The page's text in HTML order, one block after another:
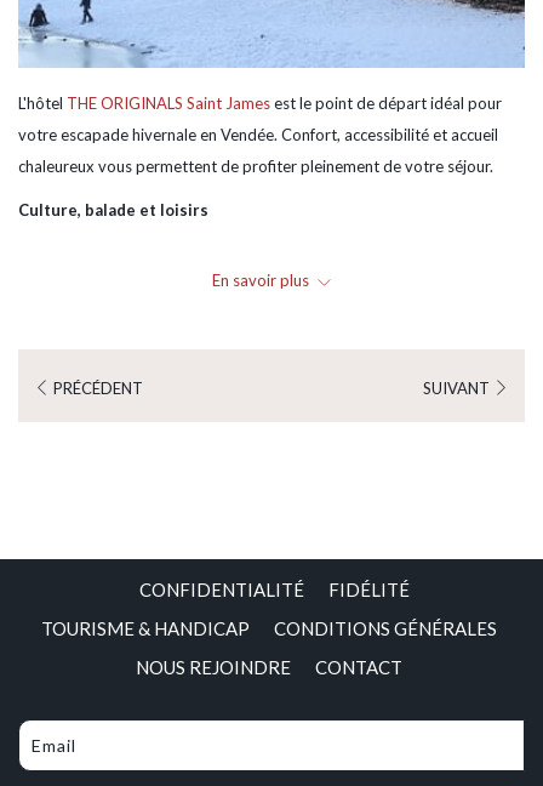
L'hôtel THE ORIGINALS Saint Jamesest le point de départ idéal pour
votre escapade hivernale en Vendée. Confort, accessibilité et accueil
chaleureux vous permettent de profiter pleinement de votre séjour.
Culture, balade et loisirs
voyage dans l'histoire locale. Ce site emblématique permet de
verdoyant, parfait pour une sortie culturelle en hiver.
Pour une pause nature, le
offre un environnement
paisible pour une promenade. Ses chemins aménagés longent la rivière
proposant bowling, laser game et jeux d'arcade. Un adresse idéalie
pour partager des moments conviviaux en famille, entres amis ou entre
collègues, quelle que soit la météo.
Détente et bien être
pour un agréable moment de relaxation, l'activité parfaite après une
balade.
En savoir plus
PRÉCÉDENT SUIVANT
CONFIDENTIALITÉ
FIDÉLITÉ
TOURISME & HANDICAP
CONDITIONS GÉNÉRALES
NOUS REJOINDRE
CONTACT